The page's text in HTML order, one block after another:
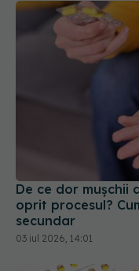
De ce dor mușchii
oprit procesul?
secundar
03 iul 2026, 14:01